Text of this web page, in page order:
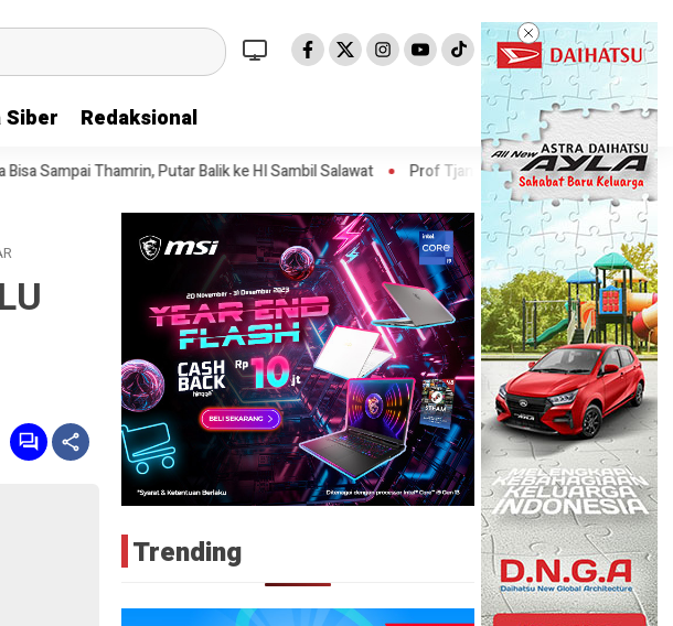
Siber Redaksional
Putar Balik ke HI Sambil Salawat Prof Tjandra: Varian Omicron Mungkin Berdampak pada
Trending